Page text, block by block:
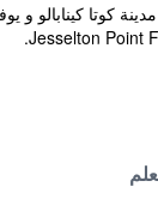
كوتا
Jesselton Point